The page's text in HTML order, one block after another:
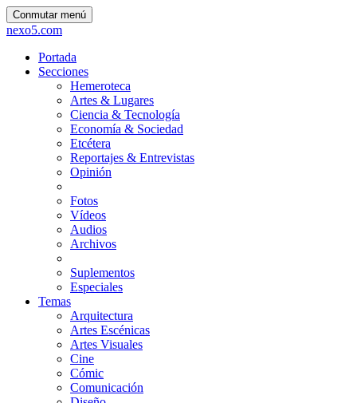
Conmutar menú
nexo5.com
Portada
Secciones
Hemeroteca
Artes & Lugares
Ciencia & Tecnología
Economía & Sociedad
Etcétera
Reportajes & Entrevistas
Opinión
Fotos
Vídeos
Audios
Archivos
Suplementos
Especiales
Temas
Arquitectura
Artes Escénicas
Artes Visuales
Cine
Cómic
Comunicación